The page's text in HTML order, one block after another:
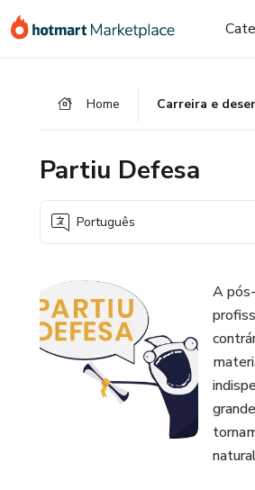
para
para
para
Home Carreira e
Partiu Defesa
Português
A